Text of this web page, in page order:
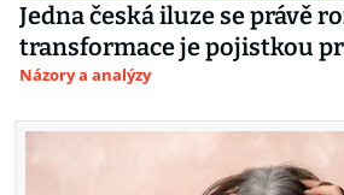
Jedna česká iluze se právě
transformace je pojistkou
Názory a analýzy